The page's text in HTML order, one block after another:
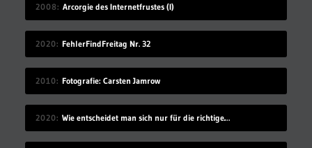
2008 Arcorgie des Internetfrustes (I)
2020 FehlerFindFreitag Nr. 32
2010 Fotografie: Carsten Jamrow
2020 Wie entscheidet man sich nur für die richtige Idee?